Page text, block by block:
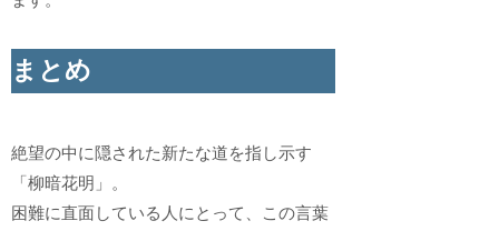
まとめ
絶望の中に隠された新たな道を指し示す
「柳暗花明」。
困難に直面している人にとって、この言葉